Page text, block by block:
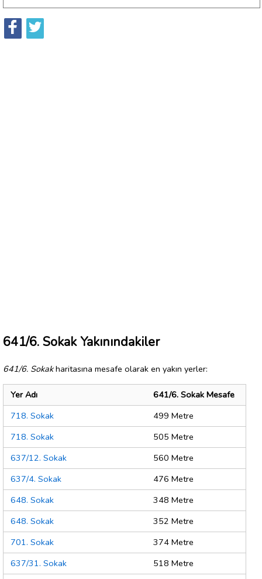
641/6. Sokak Yakınındakiler
641/6. Sokakharitasına mesafe olarak en yakın yerler:
Yer Adı
641/6. Sokak Mesafe
718. Sokak
499 Metre
718. Sokak
505 Metre
637/12. Sokak
560 Metre
637/4. Sokak
476 Metre
648. Sokak
348 Metre
648. Sokak
352 Metre
701. Sokak
374 Metre
637/31. Sokak
518 Metre